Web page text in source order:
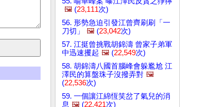
🖼️ (23,111次)
56. 形勢急迫引發江曾齊刷刷「一
刀切」
🖼️ (23,042次)
57. 江挺曾挑戰胡錦濤 曾家子弟軍
中迅速攫起 🖼️ (22,549次)
58. 胡錦濤八國首腦峰會躲尷尬 江
澤民的算盤珠子沒撥弄對 🖼️
(22,536次)
59. 一個讓江綿恆笑岔了氣兒的消
息 🖼️ (22,421次)